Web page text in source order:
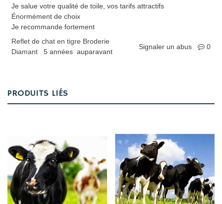
Je salue votre qualité de toile, vos tarifs attractifs
Énormément de choix
Je recommande fortement
Reflet de chat en tigre Broderie
Diamant
5 années auparavant
Signaler un abus 0
PRODUITS LIÉS